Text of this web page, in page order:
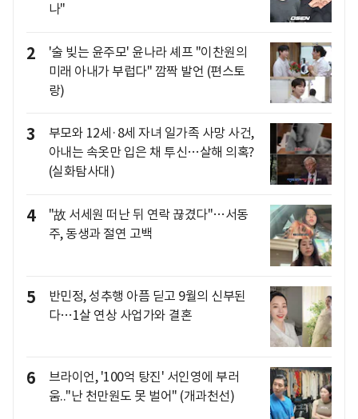
나"
2
'술 빚는 윤주모' 윤나라 셰프 "이찬원의
미래 아내가 부럽다" 깜짝 발언 (편스토
랑)
3
부모와 12세·8세 자녀 일가족 사망 사건,
아내는 속옷만 입은 채 투신…살해 의혹?
(실화탐사대)
4
"故 서세원 떠난 뒤 연락 끊겼다"…서동
주, 동생과 절연 고백
5
반민정, 성추행 아픔 딛고 9월의 신부된
다…1살 연상 사업가와 결혼
6
브라이언, '100억 탕진' 서인영에 부러
움.."난 천만원도 못 벌어" (개과천선)